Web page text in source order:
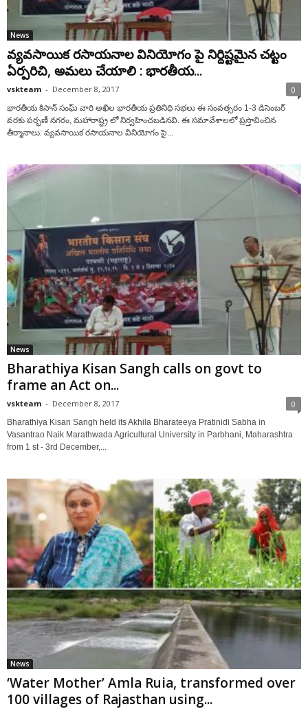
News
వ్యవసాయిక రసాయనాల వినియోగం పై నిర్దిష్టమైన చట్టం
ఏర్పరిచి, అమలు చేయాలి : భారతీయ...
vskteam - December 8, 2017 0
భారతీయ కిసాన్ సంఘ్ వారి అఖిల భారతీయ ప్రతినిధి సభలు ఈ సంవత్సరం 1-3 డిసెంబర్
వరకు పర్భణీ నగరం, మహారాష్ట్ర లో నిర్వహించబడినవి. ఈ సమావేశాలలో ప్రస్తావించిన
తీర్మానాలు: వ్యవసాయిక రసాయనాల వినియోగం పై...
News
Bharathiya Kisan Sangh calls on govt to
frame an Act on...
vskteam - December 8, 2017 0
Bharathiya Kisan Sangh held its Akhila Bharateeya Pratinidi Sabha in
Vasantrao Naik Marathwada Agricultural University in Parbhani, Maharashtra
from 1 st - 3rd December,...
News
‘Water Mother’ Amla Ruia, transformed over
100 villages of Rajasthan using...